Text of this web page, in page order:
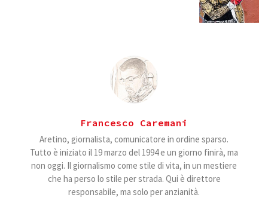
Francesco Caremani
Aretino, giornalista, comunicatore in ordine sparso.
Tutto è iniziato il 19 marzo del 1994 e un giorno finirà, ma
non oggi. Il giornalismo come stile di vita, in un mestiere
che ha perso lo stile per strada. Qui è direttore
responsabile, ma solo per anzianità.